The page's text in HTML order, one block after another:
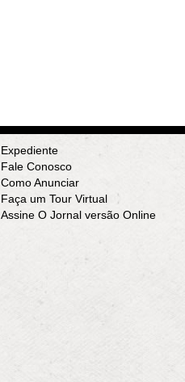
Expediente
Fale Conosco
Como Anunciar
Faça um Tour Virtual
Assine O Jornal versão Online